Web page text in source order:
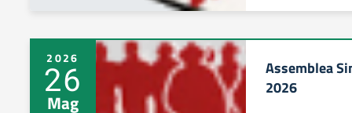
2026
26
Mag
Assemblea
2026